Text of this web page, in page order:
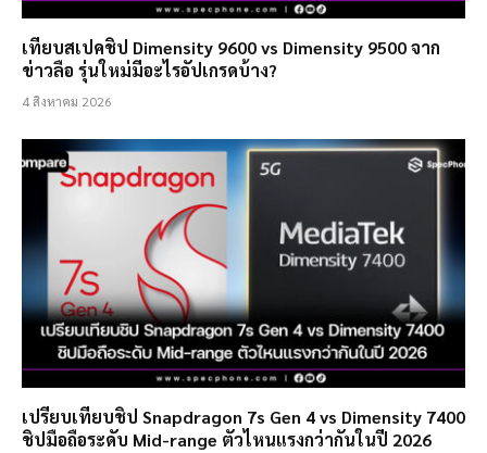
เทียบสเปคชิป Dimensity 9600 vs Dimensity 9500 จาก
ข่าวลือ รุ่นใหม่มีอะไรอัปเกรดบ้าง?
4 สิงหาคม 2026
เปรียบเทียบชิป Snapdragon 7s Gen 4 vs Dimensity 7400
ชิปมือถือระดับ Mid-range ตัวไหนแรงกว่ากันในปี 2026